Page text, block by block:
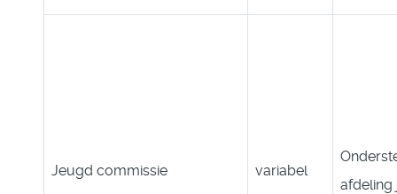
Jeugd commissie variabel
afdeling